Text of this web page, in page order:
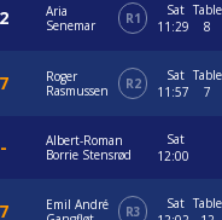
Aria
Senemar
R1
Sat
11:29
Table
8
Roger
Rasmussen
R2
Sat
11:57
Table
7
Albert-Roman
Borrie Stensrød
Sat
12:00
Emil André
R3
Sat Table